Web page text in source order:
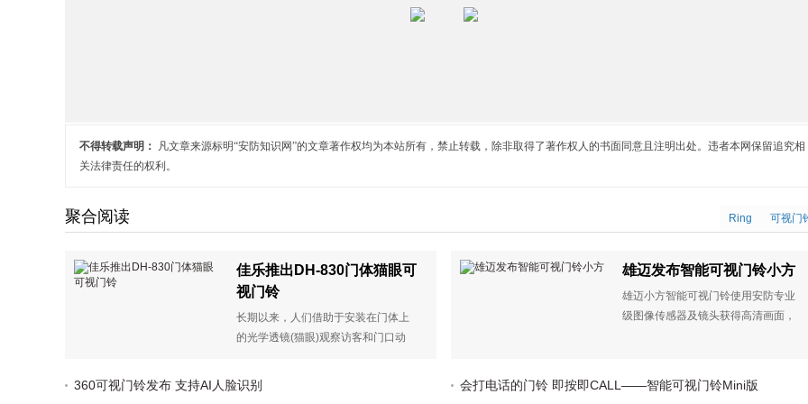
不得转载声明：
凡文章来源标明“安防知识网”的文章著作权均为本站所有，禁止转载，除非取得了著作权人的书面同意且注明出处。违者本网保留追究相
关法律责任的权利。
聚合阅读 Ring 可视门
佳乐推出DH-830门体猫眼可
视门铃
长期以来，人们借助于安装在门体上
的光学透镜(猫眼)观察访客和门口动
佳乐DH-830门体猫眼可视门铃能简便
360可视门铃发布 支持AI人脸识别
雄迈发布智能可视门铃小方
雄迈小方智能可视门铃使用安防专业
级图像传感器及镜头获得高清画面，
会打电话的门铃 即按即CALL——智能可视门铃Mini版